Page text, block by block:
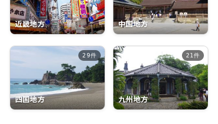
近畿地方 中国地方
29件
四国地方
21件
九州地方